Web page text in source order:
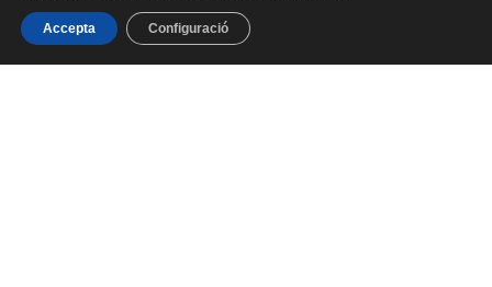
Menú menjador
Tallers
Accepta Configuració